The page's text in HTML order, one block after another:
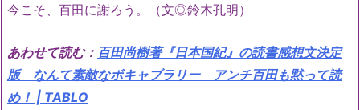
今こそ、百田に謝ろう。（文◎鈴木孔明）
あわせて読む： 百田尚樹著『日本国紀』の読書感想文決定
版 なんて素敵なボキャブラリー アンチ百田も黙って読
め！ | TABLO